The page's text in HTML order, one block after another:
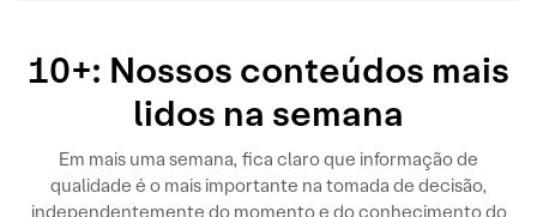
10+: Nossos conteúdos mais
lidos na semana
Em mais uma semana, fica claro que informação de
qualidade é o mais importante na tomada de decisão,
independentemente do momento e do conhecimento do